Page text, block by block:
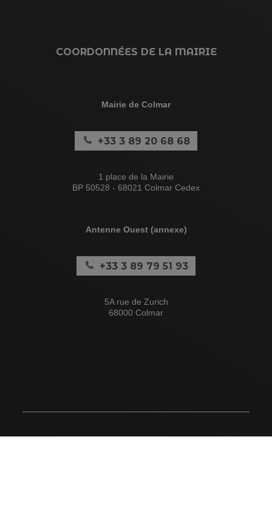
COORDONNÉES DE LA MAIRIE
Mairie de Colmar
+33 3 89 20 68 68
1 place de la Mairie
BP 50528 - 68021 Colmar Cedex
Antenne Ouest (annexe)
+33 3 89 79 51 93
5A rue de Zurich
68000 Colmar